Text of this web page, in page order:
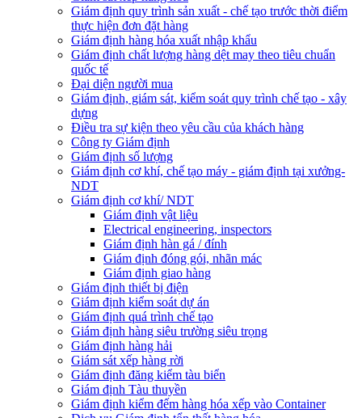
Giám định quy trình sản xuất - chế tạo trước thời điểm
thực hiện đơn đặt hàng
Giám định hàng hóa xuất nhập khẩu
Giám định chất lượng hàng dệt may theo tiêu chuẩn
quốc tế
Đại diện người mua
Giám định, giám sát, kiểm soát quy trình chế tạo - xây
dựng
Điều tra sự kiện theo yêu cầu của khách hàng
Công ty Giám định
Giám định số lượng
Giám định cơ khí, chế tạo máy - giám định tại xưởng-
NDT
Giám định cơ khí/ NDT
Giám định vật liệu
Electrical engineering, inspectors
Giám định hàn gá / đính
Giám định đóng gói, nhãn mác
Giám định giao hàng
Giám định thiết bị điện
Giám định kiểm soát dự án
Giám định quá trình chế tạo
Giám định hàng siêu trường siêu trọng
Giám định hàng hải
Giám sát xếp hàng rời
Giám định đăng kiểm tàu biển
Giám định Tàu thuyền
Giám định kiểm đếm hàng hóa xếp vào Container